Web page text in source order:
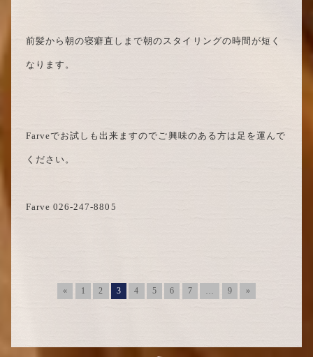
前髪から朝の寝癖直しまで朝のスタイリングの時間が短く
なります。
Farveでお試しも出来ますのでご興味のある方は足を運んで
ください。
Farve 026-247-8805
« 1 2 3 4 5 6 7 9 »